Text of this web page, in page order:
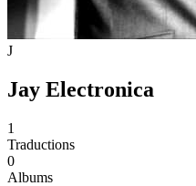
J
Jay Electronica
1
Traductions
0
Albums